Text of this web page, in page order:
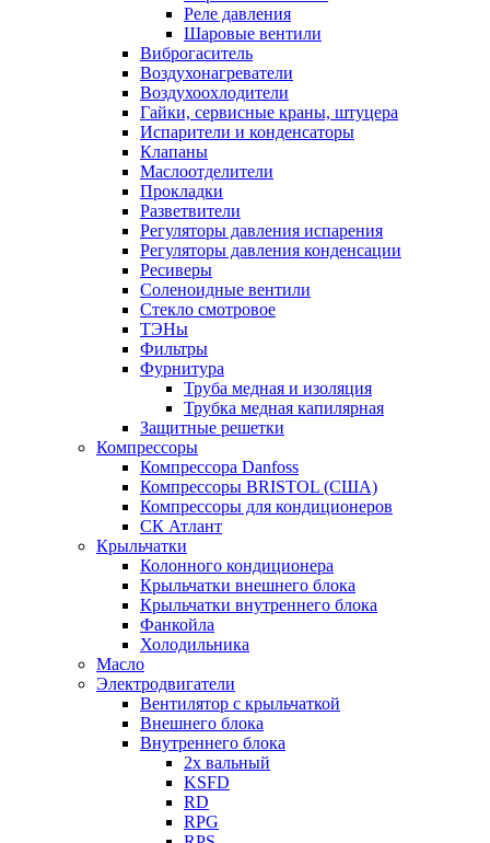
Реле давления
Шаровые вентили
Виброгаситель
Воздухонагреватели
Воздухоохлодители
Гайки, сервисные краны, штуцера
Испарители и конденсаторы
Клапаны
Маслоотделители
Прокладки
Разветвители
Регуляторы давления испарения
Регуляторы давления конденсации
Ресиверы
Соленоидные вентили
Стекло смотровое
ТЭНы
Фильтры
Фурнитура
Труба медная и изоляция
Трубка медная капилярная
Защитные решетки
Компрессоры
Компрессора Danfoss
Компрессоры BRISTOL (США)
Компрессоры для кондиционеров
СК Атлант
Крыльчатки
Колонного кондиционера
Крыльчатки внешнего блока
Крыльчатки внутреннего блока
Фанкойла
Холодильника
Масло
Электродвигатели
Вентилятор с крыльчаткой
Внешнего блока
Внутреннего блока
2х вальный
KSFD
RD
RPG